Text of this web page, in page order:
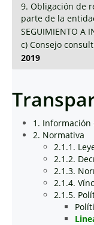
9. Obligación de
parte de la
SEGUIMIENTO A
c) Consejo
2019
1.
2. Normativa
2.1.1.
2.1.2.
2.1.3.
2.1.4.
2.1.5.